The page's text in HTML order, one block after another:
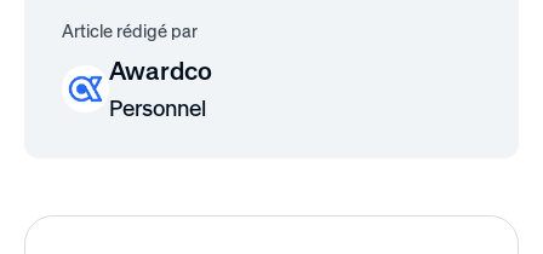
Article rédigé par
Awardco
Personnel